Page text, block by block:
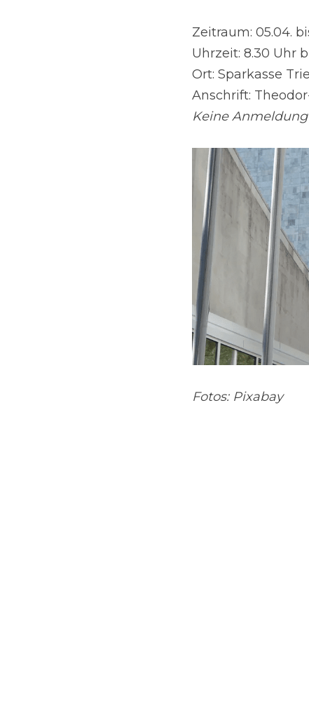
Zeitraum: 05.04.
Uhrzeit: 8.30 Uhr
Ort: Sparkasse
Anschrift:
Keine
Fotos: Pixabay